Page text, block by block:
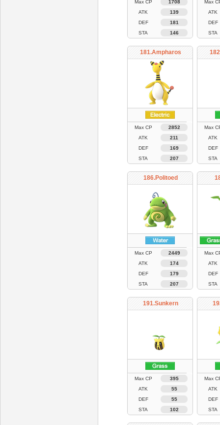
Max CP
1708
ATK
139
DEF
181
STA
146
Max
ATK
DEF
STA
181.Ampharos
Max CP
2852
ATK
211
DEF
169
STA
207
Max
ATK
DEF
STA
186.Politoed
Max CP
2449
ATK
174
DEF
179
STA
207
Max
ATK
DEF
STA
191.Sunkern
Max CP
395
ATK
55
DEF
55
STA
102
Max
ATK
DEF
STA